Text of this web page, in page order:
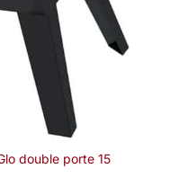
double porte 15